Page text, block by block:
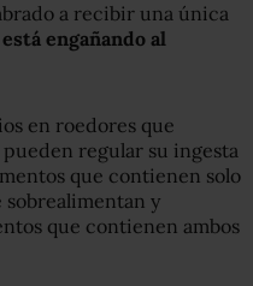
a recibir una única
engañando al
en roedores que
regular su ingesta
que contienen solo
sobrealimentan y
que contienen ambos